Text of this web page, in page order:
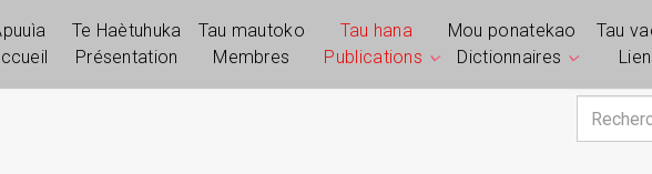
Te Haètuhuka
Présentation
Tau mautoko
Membres
Tau hana
Publications
Mou ponatekao
Dictionnaires
Tau